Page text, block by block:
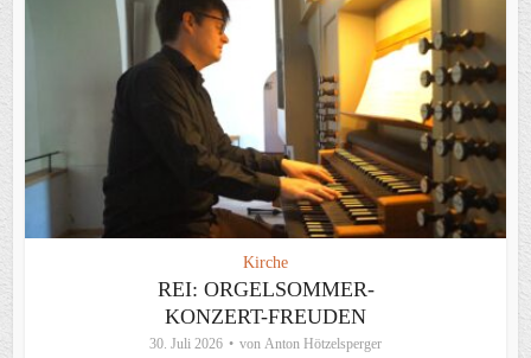
Kirche
REI: ORGELSOMMER-
KONZERT-FREUDEN
30. Juli 2026 von Anton Hötzelsperger